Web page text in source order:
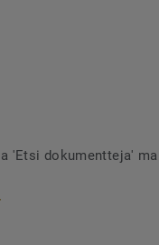
'Etsi dokumentteja'